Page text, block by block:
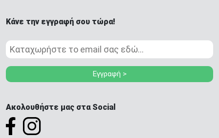
Κάνε την εγγραφή σου τώρα!
Εγγραφή >
Ακολουθήστε μας στα Social